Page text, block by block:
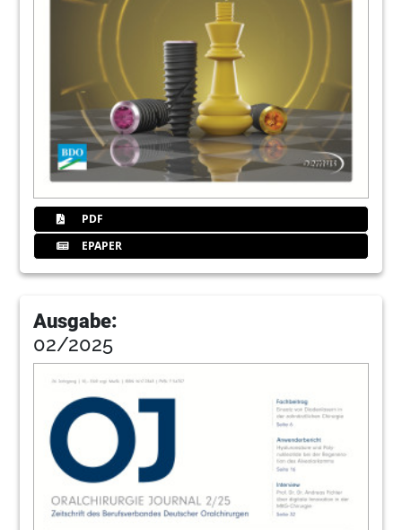
PDF
EPAPER
Ausgabe:
02/2025